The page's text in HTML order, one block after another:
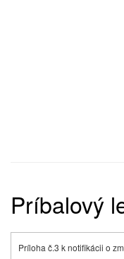
Príbalový
Príloha č.3 k notifikácii o